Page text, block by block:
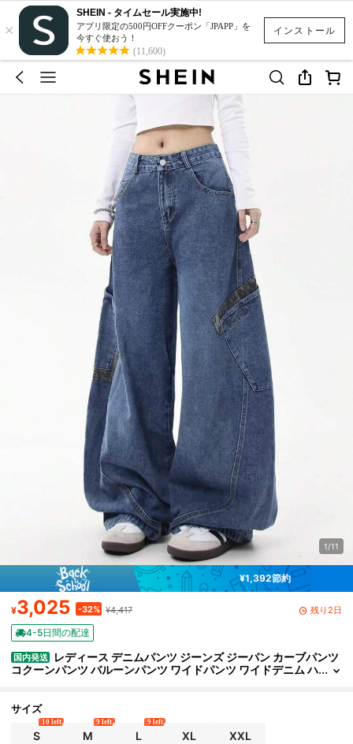
インストール
×
SHEIN - タイムセール実施中!
アプリ限定の500円OFFクーポン「JPAPP」を
今すぐ使おう！
(11,600)
1/11
¥1,392節約
¥3,025 -32% ¥4,417 残り2日
4-5日間の配達
国内発送
レディース デニムパンツ ジーンズ ジーパン カーブパンツ
コクーンパンツ バルーンパンツ ワイドパンツ ワイドデニム ハ
カジュアル Y2K 個性的 ゆったり 体型カバー 着痩せ 脚長効果 美脚
骨格ナチュラル 骨格ウェーブ お出かけ デイリー 通学 秋 冬 春 イン
ディゴブルー ダークブルー ネイビー
サイズ
S
10 left
M
9 left
L
9 left
XL XXL